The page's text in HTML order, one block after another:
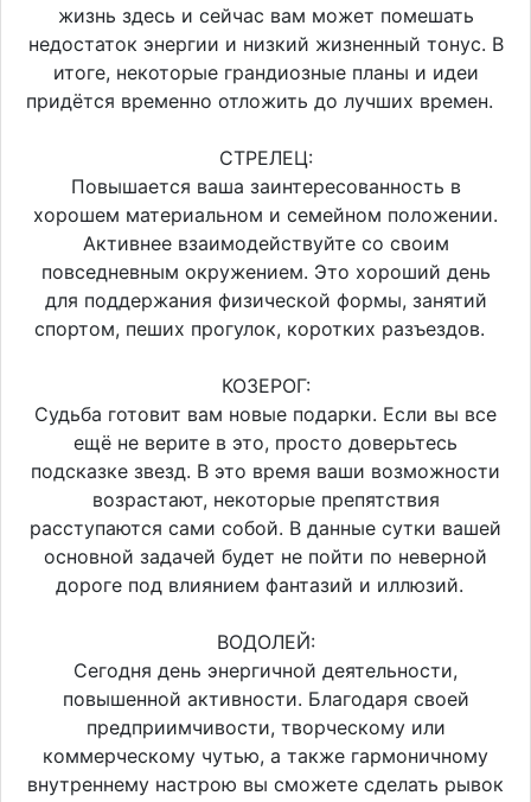
жизнь здесь и сейчас вам может помешать
недостаток энергии и низкий жизненный тонус. В
итоге, некоторые грандиозные планы и идеи
придётся временно отложить до лучших времен.
СТРЕЛЕЦ:
Повышается ваша заинтересованность в
хорошем материальном и семейном положении.
Активнее взаимодействуйте со своим
повседневным окружением. Это хороший день
для поддержания физической формы, занятий
спортом, пеших прогулок, коротких разъездов.
КОЗЕРОГ:
Судьба готовит вам новые подарки. Если вы все
ещё не верите в это, просто доверьтесь
подсказке звезд. В это время ваши возможности
возрастают, некоторые препятствия
расступаются сами собой. В данные сутки вашей
основной задачей будет не пойти по неверной
дороге под влиянием фантазий и иллюзий.
ВОДОЛЕЙ:
Сегодня день энергичной деятельности,
повышенной активности. Благодаря своей
предприимчивости, творческому или
коммерческому чутью, а также гармоничному
внутреннему настрою вы сможете сделать рывок